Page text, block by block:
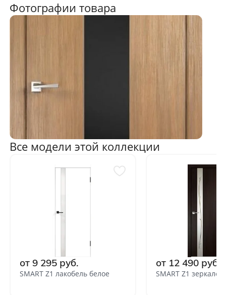
Фотографии товара
Все модели этой коллекции
от 9 295 руб.
SMART Z1 лакобель белое
от 12 490 руб.
SMART Z1 зеркало